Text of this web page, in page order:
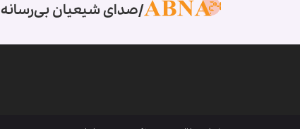
صدای شیعیان بی‌رسانه